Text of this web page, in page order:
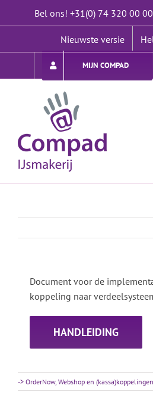
Bel ons! +31(0) 74 320 00 00
Nieuwste versie
MIJN COMPAD
Document voor de
koppeling naar
HANDLEIDING
-> OrderNow, Webshop en (kassa)koppelingen